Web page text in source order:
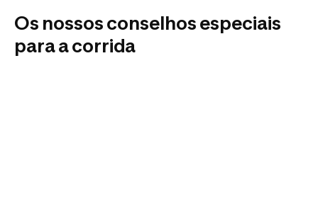
Os nossos conselhos especiais
para a corrida